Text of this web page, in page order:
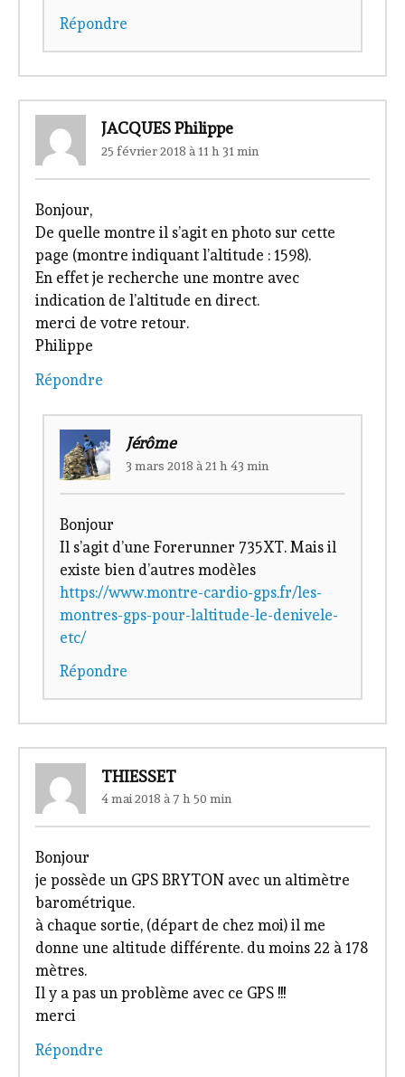
Répondre
JACQUES Philippe
25 février 2018 à 11 h 31 min
Bonjour,
De quelle montre il s’agit en photo sur cette
page (montre indiquant l’altitude : 1598).
En effet je recherche une montre avec
indication de l’altitude en direct.
merci de votre retour.
Philippe
Répondre
Jérôme
3 mars 2018 à 21 h 43 min
Bonjour
Il s’agit d’une Forerunner 735XT. Mais il
existe bien d’autres modèles
https://www.montre-cardio-gps.fr/les-
montres-gps-pour-laltitude-le-denivele-
etc/
Répondre
THIESSET
4 mai 2018 à 7 h 50 min
Bonjour
je possède un GPS BRYTON avec un altimètre
barométrique.
à chaque sortie, (départ de chez moi) il me
donne une altitude différente. du moins 22 à 178
mètres.
Il y a pas un problème avec ce GPS !!!
merci
Répondre